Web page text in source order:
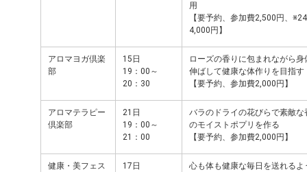
用
【要予約、参加費2,500円、
4,000円 】
アロマヨガ倶楽
部
15日
19：00～
20：30
ローズの香りに包まれながら身
伸ばして健康な体作りを目指す
【要予約、参加費2,000円】
アロマテラピー
倶楽部
21日
19：00～
21：00
バラのドライの花びらで素敵な
のモイストポプリを作る
【要予約、参加費2,000円】
健康・美フェス
17日
心も体も健康な毎日を送れるよ